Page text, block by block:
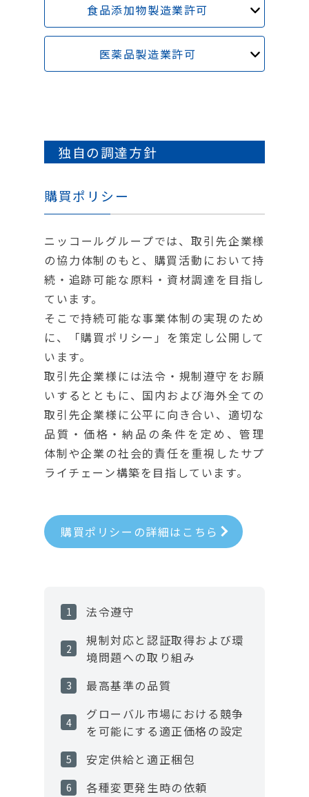
食品添加物製造業許可
医薬品製造業許可
独自の調達方針
購買ポリシー
ニッコールグループでは、取引先企業様
の協力体制のもと、購買活動において持
続・追跡可能な原料・資材調達を目指し
ています。
そこで持続可能な事業体制の実現のため
に、「購買ポリシー」を策定し公開して
います。
取引先企業様には法令・規制遵守をお願
いするとともに、国内および海外全ての
取引先企業様に公平に向き合い、適切な
品質・価格・納品の条件を定め、管理
体制や企業の社会的責任を重視したサプ
ライチェーン構築を目指しています。
購買ポリシーの詳細はこちら
法令遵守
規制対応と認証取得および環
境問題への取り組み
最高基準の品質
グローバル市場における競争
を可能にする適正価格の設定
安定供給と適正梱包
各種変更発生時の依頼